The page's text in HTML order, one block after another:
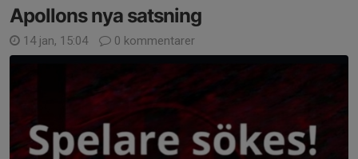
Apollons nya satsning
14 jan, 15:04 0 kommentarer